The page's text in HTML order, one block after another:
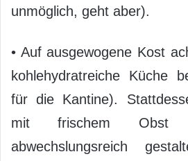
unmöglich, geht aber).
• Auf ausgewogene Kost
kohlehydratreiche Küche
für die Kantine).
mit frischem Obst
abwechslungsreich